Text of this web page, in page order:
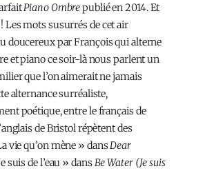
Piano Ombrepublié en 2014. Et
mots susurrés de cet air
doucereux par François qui alterne
et piano ce soir-là nous parlent un
que l’on aimerait ne jamais
alternance surréaliste,
poétique, entre le français de
de Bristol répètent des
vie qu’on mène » dansDear
suis de l’eau » dans BeWater (Je suis